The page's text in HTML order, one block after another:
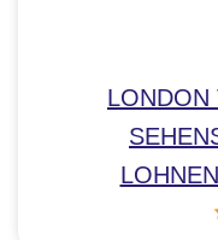
LONDON